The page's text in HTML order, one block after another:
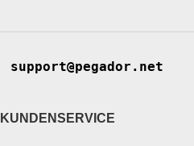
support@pegador.net
KUNDENSERVICE